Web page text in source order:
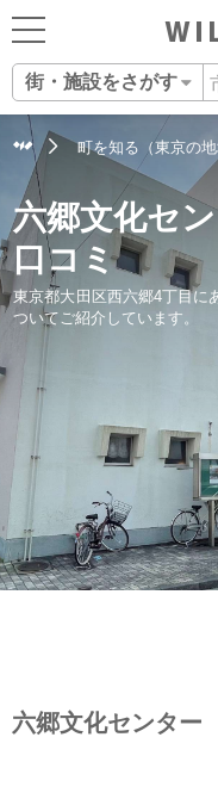
ログイン
新規会員登録
住まいをさがす
住まいを売る
スタッフ紹介
会社案内
街・施設をさがす
住まいをさがす
営業所をさがす
スタッフをさがす
AIウィルくんの提
AI査定・チャット相
不動産エージェ
価格査定を依頼する
町を知る（東京の地
六郷文化セ
口コミ
東京都大田区西六郷4丁目に
ついてご紹介しています。
六郷文化センター